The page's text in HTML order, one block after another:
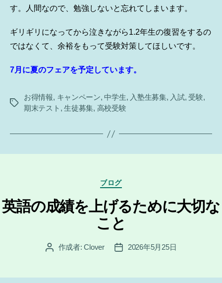
す。人間なので、勉強しないと忘れてしまいます。
ギリギリになってから泣きながら1.2年生の復習をするの
ではなくて、余裕をもって受験対策してほしいです。
7月に夏のフェアを予定しています。
タ
お得情報, キャンペーン,中学生, 入塾生募集, 入試, 受験,
期末テスト ,生徒募集, 高校受験
カ
テ
ゴ
リ
ー
ブログ
英語の成績を上げるために大切な
こと
投 作成者:Clover
投
2026年5月25日